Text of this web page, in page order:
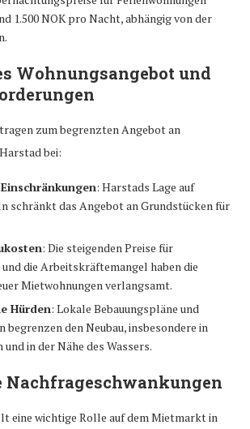
1.500 NOK pro Nacht, abhängig von der
Wohnungsangebot und
zum begrenzten Angebot an
bei:
: Harstads Lage auf
schränkt das Angebot an Grundstücken für
: Die steigenden Preise für
die Arbeitskräftemangel haben die
Mietwohnungen verlangsamt.
Hürden: Lokale Bebauungspläne und
begrenzen den Neubau, insbesondere in
in der Nähe des Wassers.
Nachfrageschwankungen
eine wichtige Rolle auf dem Mietmarkt in